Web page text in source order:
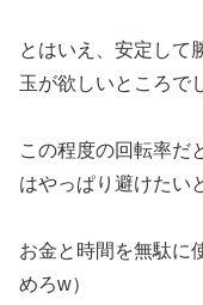
とはいえ、安定して
玉が欲しいところで
この程度の回転率だ
はやっぱり避けたい
お金と時間を無駄に
めろw）